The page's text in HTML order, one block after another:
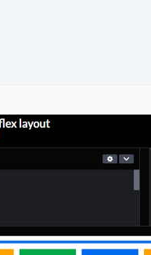
1 )
{